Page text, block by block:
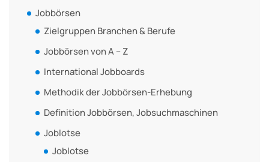
Jobbörsen
Zielgruppen Branchen & Berufe
Jobbörsen von A – Z
International Jobboards
Methodik der Jobbörsen-Erhebung
Definition Jobbörsen, Jobsuchmaschinen
Joblotse
Joblotse